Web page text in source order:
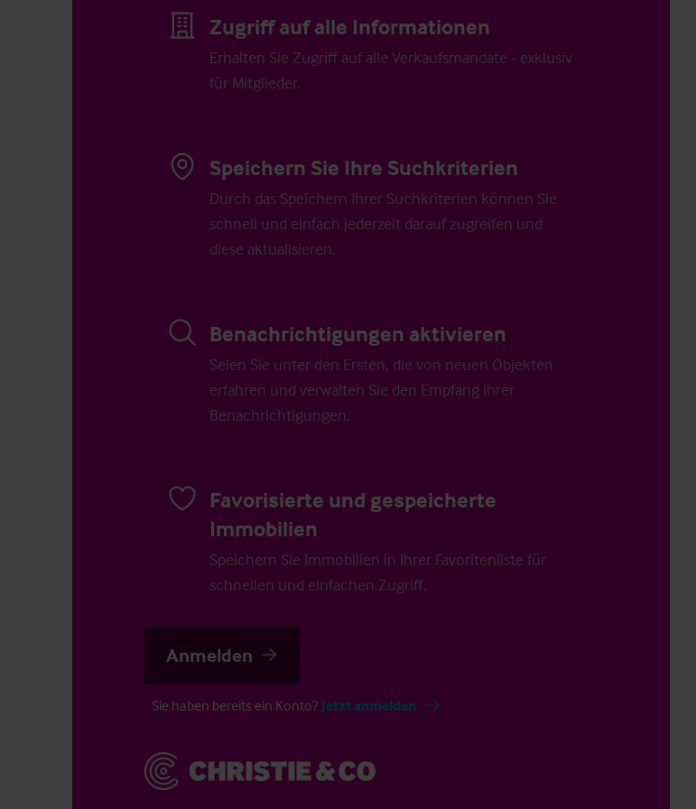
Zugriff auf alle Informationen
Erhalten Sie Zugriff auf alle Verkaufsmandate - exklusiv
für Mitglieder.
Speichern Sie Ihre Suchkriterien
Durch das Speichern Ihrer Suchkriterien können Sie
schnell und einfach jederzeit darauf zugreifen und
diese aktualisieren.
Benachrichtigungen aktivieren
Seien Sie unter den Ersten, die von neuen Objekten
erfahren und verwalten Sie den Empfang Ihrer
Benachrichtigungen.
Favorisierte und gespeicherte
Immobilien
Speichern Sie Immobilien in Ihrer Favoritenliste für
schnellen und einfachen Zugriff.
Anmelden
Sie haben bereits ein Konto? Jetzt anmelden